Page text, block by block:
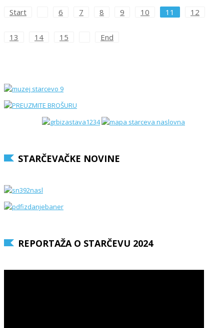
Start 6 7 8 9 10 11 12
13 14 15 End
STARČEVAČKE NOVINE
REPORTAŽA O STARČEVU 2024